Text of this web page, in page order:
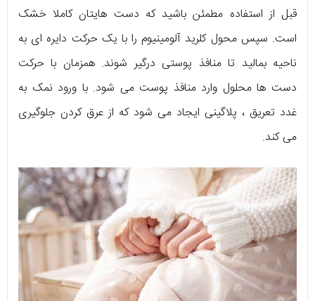
قبل از استفاده مطمئن باشید که دست هایتان کاملا خشک
است. سپس محول کلرید آلومینیوم را با یک حرکت دایره ای به
ناحیه بمالید تا منافذ پوستی درگیر شوند. همزمان با حرکت
دست ها محلول وارد منافذ پوست می شود. با ورود نمک به
غدد تعریق ، پلاگینی ایجاد می شود که از عرق کردن جلوگیری
می کند.